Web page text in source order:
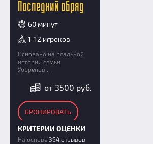
Последний обряд
60 минут
1-12 игроков
Основано на реальной
истории семьи
Уорренов...
от 3500 руб.
БРОНИРОВАТЬ
КРИТЕРИИ ОЦЕНКИ
На основе 394 отзывов